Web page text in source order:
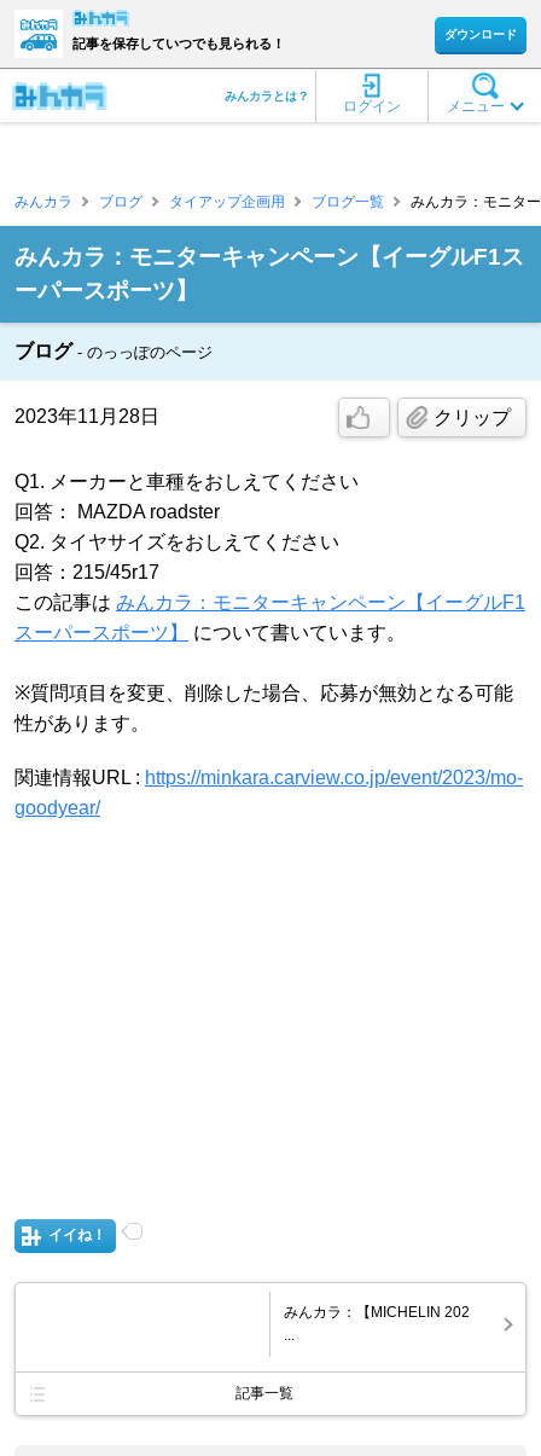
記事を保存していつでも見られる！
ダウンロード
メニュー
ログイン
みんカラとは？
みんカラ ブログ タイアップ企画用 ブログ一覧 みんカラ：モニタ
みんカラ：モニターキャンペーン【イーグルF1ス
ーパースポーツ】
ブログ のっっぽのページ
2023年11月28日 クリップ
Q1. メーカーと車種をおしえてください
回答： MAZDA roadster
Q2. タイヤサイズをおしえてください
回答：215/45r17
この記事は みんカラ：モニターキャンペーン【イーグルF1
スーパースポーツ】
について書いています。
※質問項目を変更、削除した場合、応募が無効となる可能
性があります。
関連情報URL : https://minkara.carview.co.jp/event/2023/mo-
goodyear/
イイね！
みんカラ：【MICHELIN 202
...
記事一覧